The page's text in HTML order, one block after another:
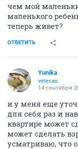
чем мой
маленького
теперь живет?
ОТВЕТИТЬ
Yunika
veteran
14 сентября
и у меня еще
для себя раз и
квартире может
может сделать
усматриваю, что